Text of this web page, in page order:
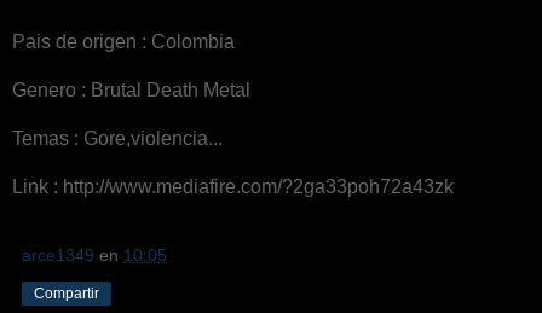
Pais de origen : Colombia
Genero : Brutal Death Metal
Temas : Gore,violencia...
Link : http://www.mediafire.com/?2ga33poh72a43zk
arce1349 en 10:05
Compartir